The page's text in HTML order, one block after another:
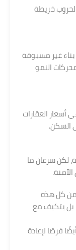
خريطة
بناء غير مسبوقة
النمو
العقارات
السكن.
لكن سرعان ما
من كل هذه
بل يتكيف مع
فرصًا لإعادة